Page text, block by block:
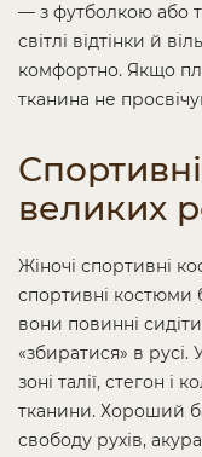
— з футболкою або
світлі відтінки й
комфортно. Якщо
тканина не
великих
Жіночі спортивні
спортивні костюми
вони повинні
«збиратися» в
зоні талії, стегон і
тканини. Хороший
свободу рухів,